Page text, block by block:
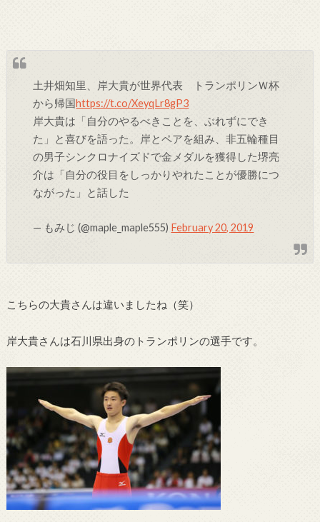
土井畑知里、岸大貴が世界代表 トランポリンＷ杯
から帰国https://t.co/XeyqLr8gP3
岸大貴は「自分のやるべきことを、ぶれずにでき
た」と喜びを語った。岸とペアを組み、非五輪種目
の男子シンクロナイズドで金メダルを獲得した堺亮
介は「自分の役目をしっかりやれたことが優勝につ
ながった」と話した
— もみじ (@maple_maple555) February 20, 2019
こちらの大貴さんは違いましたね（笑）
岸大貴さんは石川県出身のトランポリンの選手です。